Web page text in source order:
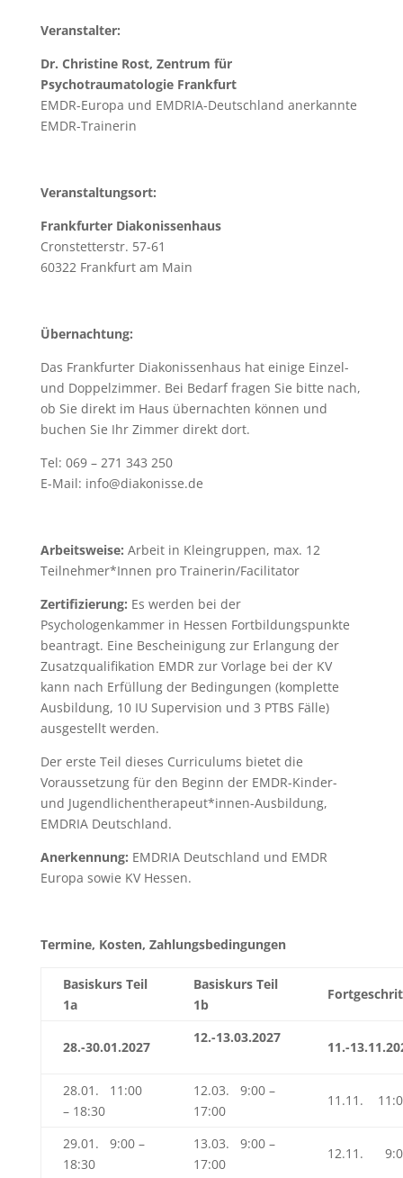
Veranstalter:
Dr. Christine Rost, Zentrum für
Psychotraumatologie Frankfurt
EMDR-Europa und EMDRIA-Deutschland anerkannte
EMDR-Trainerin
Veranstaltungsort:
Frankfurter Diakonissenhaus
Cronstetterstr. 57-61
60322 Frankfurt am Main
Übernachtung:
Das Frankfurter Diakonissenhaus hat einige Einzel-
und Doppelzimmer. Bei Bedarf fragen Sie bitte nach,
ob Sie direkt im Haus übernachten können und
buchen Sie Ihr Zimmer direkt dort.
Tel: 069 – 271 343 250
E-Mail: info@diakonisse.de
Arbeitsweise: Arbeit in Kleingruppen, max. 12
Teilnehmer*Innen pro Trainerin/Facilitator
Zertifizierung: Es werden bei der
Psychologenkammer in Hessen Fortbildungspunkte
beantragt. Eine Bescheinigung zur Erlangung der
Zusatzqualifikation EMDR zur Vorlage bei der KV
kann nach Erfüllung der Bedingungen (komplette
Ausbildung, 10 IU Supervision und 3 PTBS Fälle)
ausgestellt werden.
Der erste Teil dieses Curriculums bietet die
Voraussetzung für den Beginn der EMDR-Kinder-
und Jugendlichentherapeut*innen-Ausbildung,
EMDRIA Deutschland.
Anerkennung: EMDRIA Deutschland und EMDR
Europa sowie KV Hessen.
Termine, Kosten, Zahlungsbedingungen
Basiskurs Teil
1a
Basiskurs Teil
1b
28.-30.01.2027
12.-13.03.2027
11.-
28.01. 11:00
– 18:30
12.03. 9:00 –
17:00
11.11.
29.01. 9:00 –
18:30
13.03. 9:00 –
17:00
12.11.